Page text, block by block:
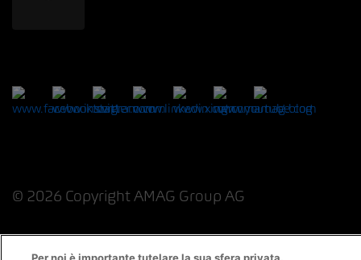
© 2026 Copyright AMAG Group AG